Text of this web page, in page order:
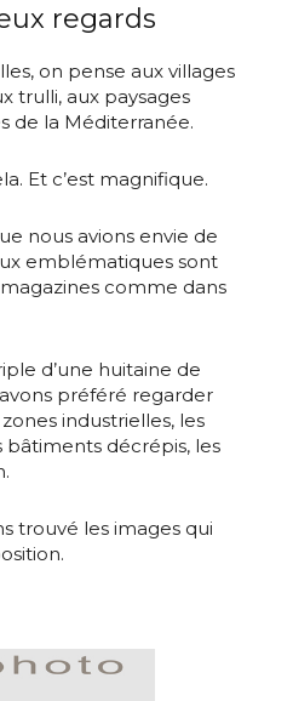
regards
on pense aux villages
trulli, aux paysages
de la Méditerranée.
Et c’est magnifique.
nous avions envie de
emblématiques sont
comme dans
d’une huitaine de
préféré regarder
industrielles, les
bâtiments décrépis, les
trouvé les images qui